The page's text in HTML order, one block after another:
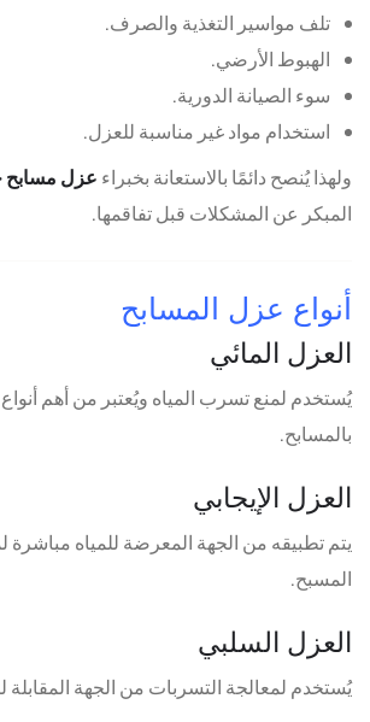
تلف مواسير التغذية والصرف.
الهبوط الأرضي.
سوء الصيانة الدورية.
استخدام مواد غير مناسبة للعزل.
ولهذا يُنصح دائمًا بالاستعانة بخبراء عزل مسابح
المبكر عن المشكلات قبل تفاقمها.
أنواع عزل المسابح
العزل المائي
يُستخدم لمنع تسرب المياه ويُعتبر من أهم
بالمسابح.
العزل الإيجابي
يتم تطبيقه من الجهة المعرضة للمياه مباشرة
المسبح.
العزل السلبي
يُستخدم لمعالجة التسربات من الجهة المقابلة